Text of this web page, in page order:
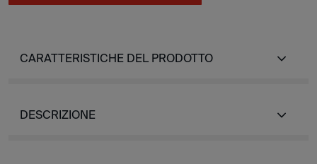
CARATTERISTICHE DEL PRODOTTO
DESCRIZIONE